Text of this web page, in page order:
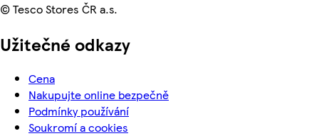
© Tesco Stores ČR a.s.
Užitečné odkazy
Cena
Nakupujte online bezpečně
Podmínky používání
Soukromí a cookies